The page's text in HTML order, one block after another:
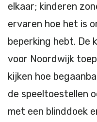
elkaar; kinderen
ervaren hoe het is
beperking hebt. De
voor Noordwijk
kijken hoe
de speeltoestellen
met een blinddoek